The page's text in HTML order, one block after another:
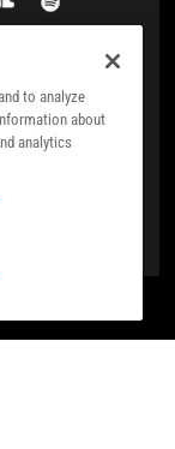
to analyze
about
analytics